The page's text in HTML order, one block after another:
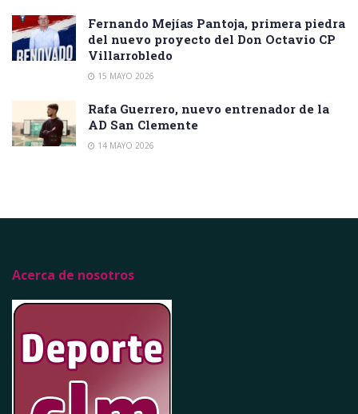
Fernando Mejías Pantoja, primera piedra
del nuevo proyecto del Don Octavio CP
Villarrobledo
15 MAYO 2026
Rafa Guerrero, nuevo entrenador de la
AD San Clemente
14 MAYO 2026
Acerca de nosotros